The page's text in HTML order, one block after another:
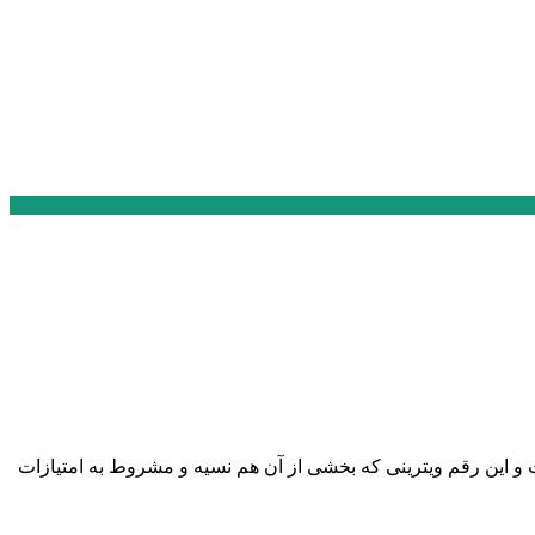
بی‌خبر است و این رقم ویترینی که بخشی از آن هم نسیه و مشروط به امتیازات